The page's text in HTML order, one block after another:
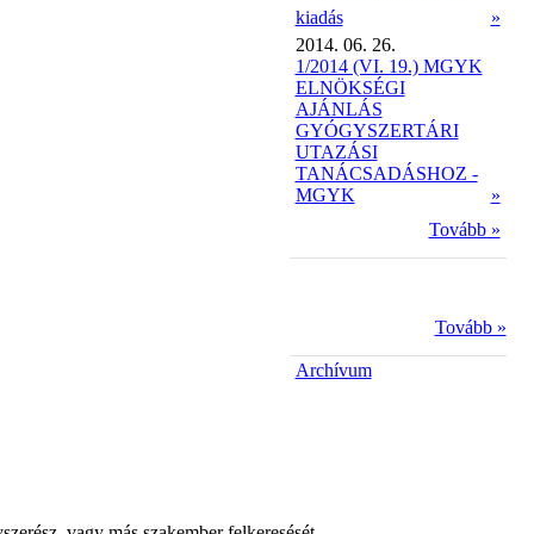
kiadás
»
2014. 06. 26.
1/2014 (VI. 19.) MGYK
ELNÖKSÉGI
AJÁNLÁS
GYÓGYSZERTÁRI
UTAZÁSI
TANÁCSADÁSHOZ -
MGYK
»
Tovább »
Tovább »
Archívum